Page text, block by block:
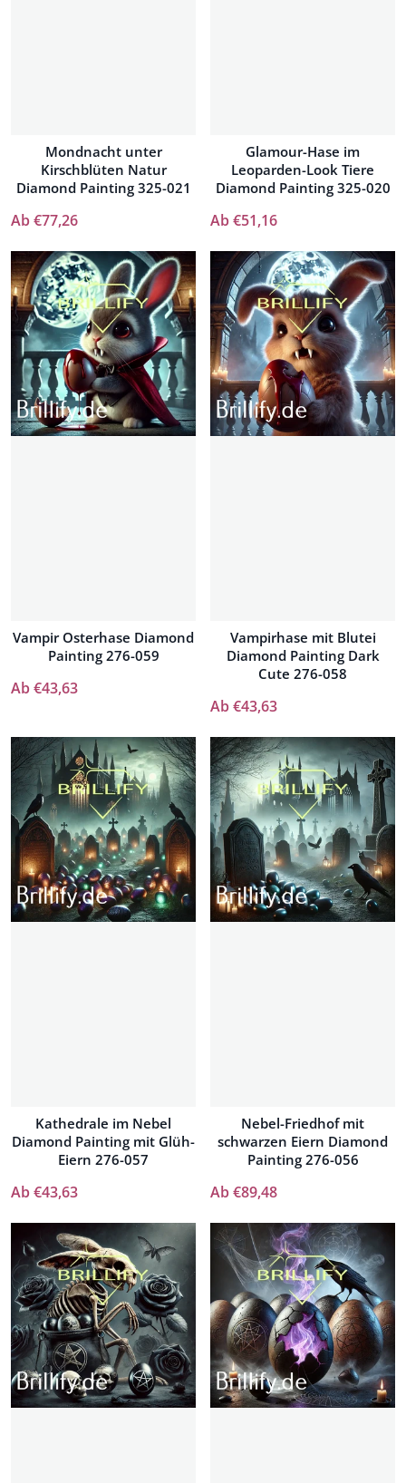
Mondnacht unter
Kirschblüten Natur
Diamond Painting 325-021
Ab €77,26
Glamour-Hase im
Leoparden-Look Tiere
Diamond Painting 325-020
Ab €51,16
Vampir Osterhase Diamond
Painting 276-059
Ab €43,63
Vampirhase mit Blutei
Diamond Painting Dark
Cute 276-058
Ab €43,63
Kathedrale im Nebel
Diamond Painting mit Glüh-
Eiern 276-057
Ab €43,63
Nebel-Friedhof mit
schwarzen Eiern Diamond
Painting 276-056
Ab €89,48